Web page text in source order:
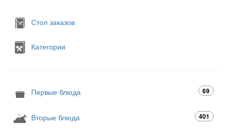
Стол заказов
Категории
Первые блюда 69
Вторые блюда 401